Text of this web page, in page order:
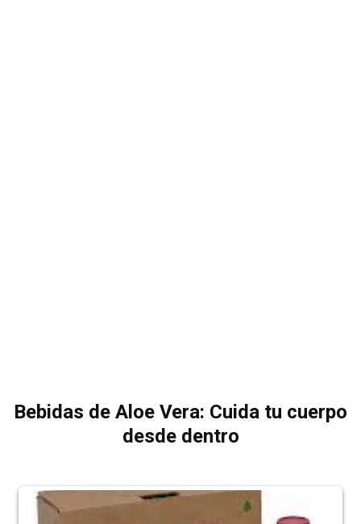
Bebidas de Aloe Vera: Cuida tu cuerpo
desde dentro